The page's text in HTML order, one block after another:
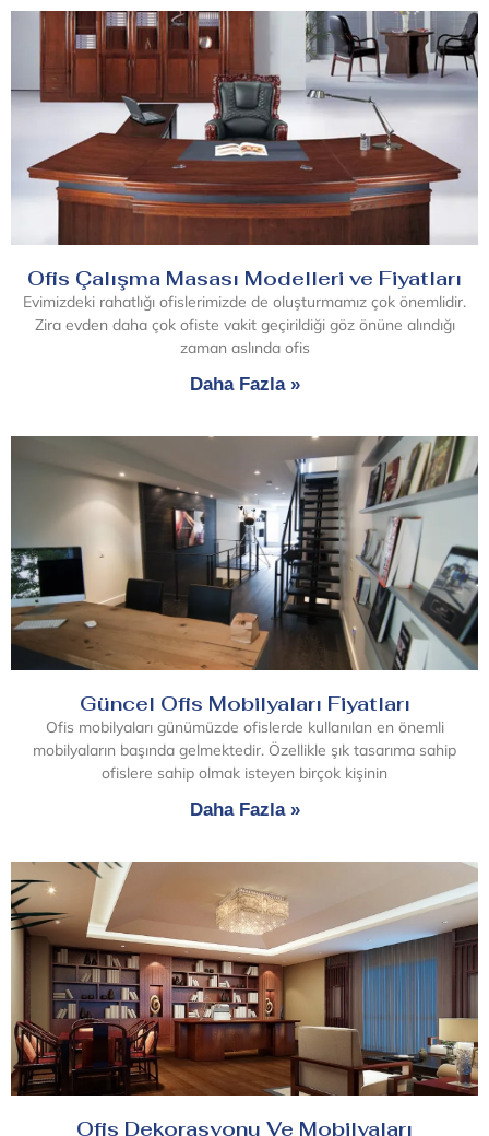
Ofis Çalışma Masası Modelleri ve Fiyatları
Evimizdeki rahatlığı ofislerimizde de oluşturmamız çok önemlidir.
Zira evden daha çok ofiste vakit geçirildiği göz önüne alındığı
zaman aslında ofis
Daha Fazla »
Güncel Ofis Mobilyaları Fiyatları
Ofis mobilyaları günümüzde ofislerde kullanılan en önemli
mobilyaların başında gelmektedir. Özellikle şık tasarıma sahip
ofislere sahip olmak isteyen birçok kişinin
Daha Fazla »
Ofis Dekorasyonu Ve Mobilyaları